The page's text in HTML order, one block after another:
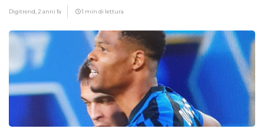
Digitrend, 2 anni fa 1 min di lettura